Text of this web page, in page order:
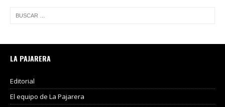
LA PAJARERA
Editorial
El equipo de La Pajarera